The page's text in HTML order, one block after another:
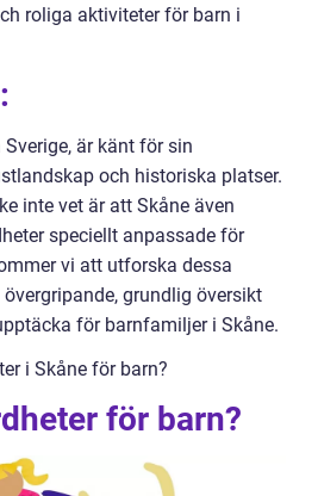
roliga aktiviteter för barn i
är känt för sin
och historiska platser.
inte vet är att Skåne även
speciellt anpassade för
vi att utforska dessa
grundlig översikt
för barnfamiljer i Skåne.
i Skåne för barn?
för barn?